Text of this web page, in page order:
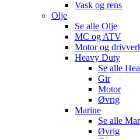
Vask og rens
Olje
Se alle Olje
MC og ATV
Motor og
Heavy Duty
Se alle
Gir
Motor
Øvrig
Marine
Se alle
Øvrig